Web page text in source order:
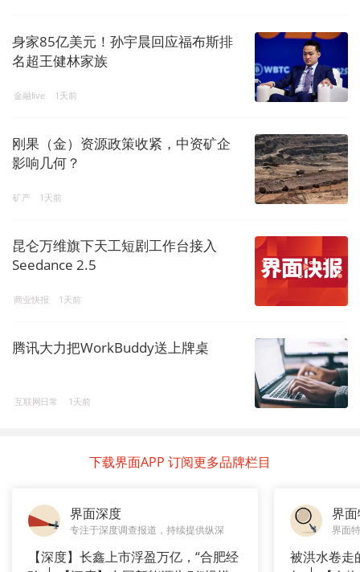
身家85亿美元！孙宇晨回应福布斯排
名超王健林家族
金融live 1天前
刚果（金）资源政策收紧，中资矿企
影响几何？
矿产 1天前
昆仑万维旗下天工短剧工作台接入
Seedance 2.5
商业快报 1天前
腾讯大力把WorkBuddy送上牌桌
互联网日常 1天前
下载界面APP 订阅更多品牌栏目
界面深度
专注于深度调查报道，持续提供纵深
【深度】长鑫上市浮盈万亿，“合肥经
界
界面
被洪水卷走